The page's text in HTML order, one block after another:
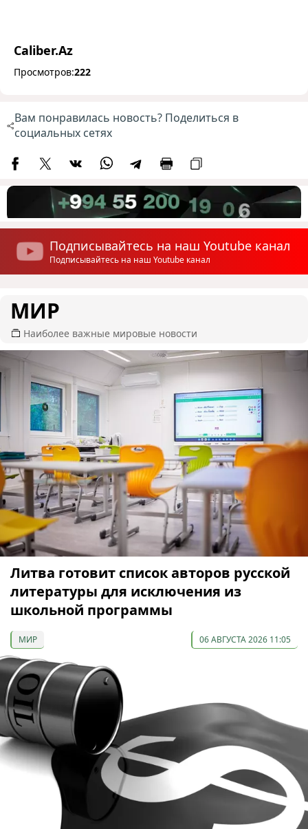
Caliber.Az
Просмотров:222
Вам понравилась новость? Поделиться в
социальных сетях
Подписывайтесь на наш Youtube канал
Подписывайтесь на наш Youtube канал
МИР
Наиболее важные мировые новости
Литва готовит список авторов русской
литературы для исключения из
школьной программы
МИР 06 АВГУСТА 2026 11:05